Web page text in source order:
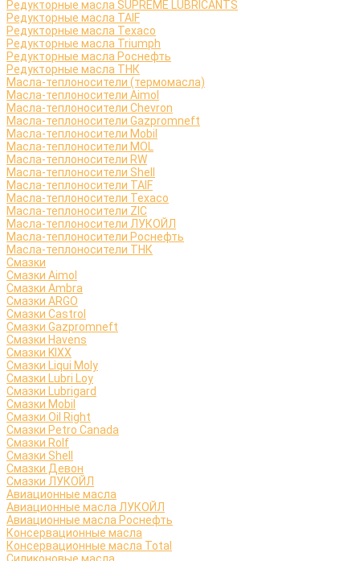
Редукторные масла SUPREME LUBRICANTS
Редукторные масла TAIF
Редукторные масла Texaco
Редукторные масла Triumph
Редукторные масла Роснефть
Редукторные масла ТНК
Масла-теплоносители (термомасла)
Масла-теплоносители Aimol
Масла-теплоносители Chevron
Масла-теплоносители Gazpromneft
Масла-теплоносители Mobil
Масла-теплоносители MOL
Масла-теплоносители RW
Масла-теплоносители Shell
Масла-теплоносители TAIF
Масла-теплоносители Texaco
Масла-теплоносители ZIC
Масла-теплоносители ЛУКОЙЛ
Масла-теплоносители Роснефть
Масла-теплоносители ТНК
Смазки
Смазки Aimol
Смазки Ambra
Смазки ARGO
Смазки Castrol
Смазки Gazpromneft
Смазки Havens
Смазки KIXX
Смазки Liqui Moly
Смазки Lubri Loy
Смазки Lubrigard
Смазки Mobil
Смазки Oil Right
Смазки Petro Canada
Смазки Rolf
Смазки Shell
Смазки Девон
Смазки ЛУКОЙЛ
Авиационные масла
Авиационные масла ЛУКОЙЛ
Авиационные масла Роснефть
Консервационные масла
Консервационные масла Total